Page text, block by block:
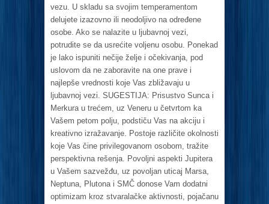
vezu. U skladu sa svojim temperamentom
delujete izazovno ili neodoljivo na određene
osobe. Ako se nalazite u ljubavnoj vezi,
potrudite se da usrećite voljenu osobu. Ponekad
je lako ispuniti nečije želje i očekivanja, pod
uslovom da ne zaboravite na one prave i
najlepše vrednosti koje Vas zbližavaju u
ljubavnoj vezi. SUGESTIJA: Prisustvo Sunca i
Merkura u trećem, uz Veneru u četvrtom ka
Vašem petom polju, podstiču Vas na akciju i
kreativno izražavanje. Postoje različite okolnosti
koje Vas čine privilegovanom osobom, tražite
perspektivna rešenja. Povoljni aspekti Jupitera
u Vašem sazvežđu, uz povoljan uticaj Marsa,
Neptuna, Plutona i SMČ donose Vam dodatni
optimizam kroz stvaralačke aktivnosti, pojačanu